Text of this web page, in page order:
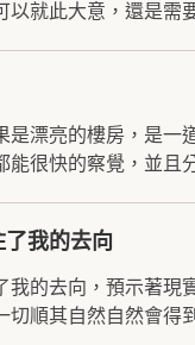
以就此大意，還是需
是漂亮的樓房，是一
能很快的察覺，並且
我的去向
我的去向，預示著現
切順其自然自然會得